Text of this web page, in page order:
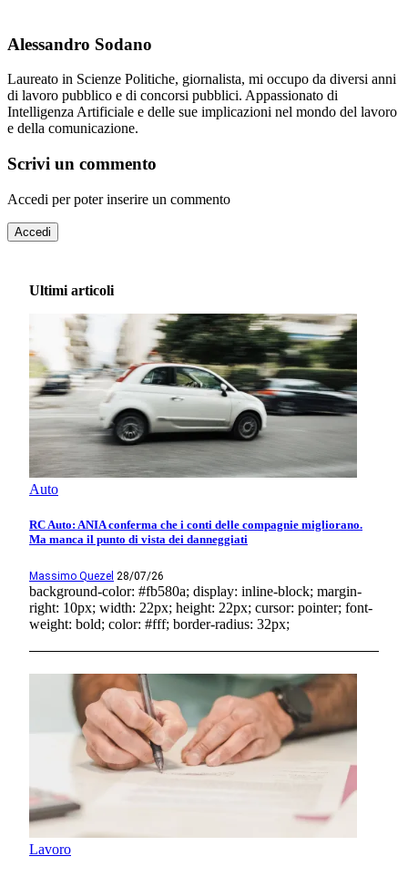
Alessandro Sodano
Laureato in Scienze Politiche, giornalista, mi occupo da diversi anni
di lavoro pubblico e di concorsi pubblici. Appassionato di
Intelligenza Artificiale e delle sue implicazioni nel mondo del lavoro
e della comunicazione.
Scrivi un commento
Accedi per poter inserire un commento
Accedi
Ultimi articoli
Auto
RC Auto: ANIA conferma che i conti delle compagnie migliorano.
Ma manca il punto di vista dei danneggiati
Massimo Quezel 28/07/26
background-color: #fb580a; display: inline-block; margin-
right: 10px; width: 22px; height: 22px; cursor: pointer; font-
weight: bold; color: #fff; border-radius: 32px;
Lavoro